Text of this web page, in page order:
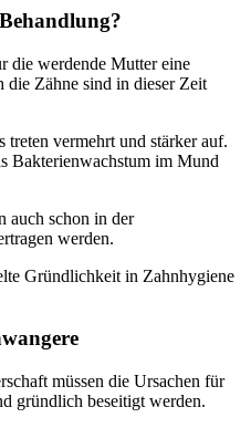
die werdende Mutter eine
die Zähne sind in dieser Zeit
treten vermehrt und stärker auf.
Bakterienwachstum im Mund
auch schon in der
werden.
Gründlichkeit in Zahnhygiene
müssen die Ursachen für
gründlich beseitigt werden.